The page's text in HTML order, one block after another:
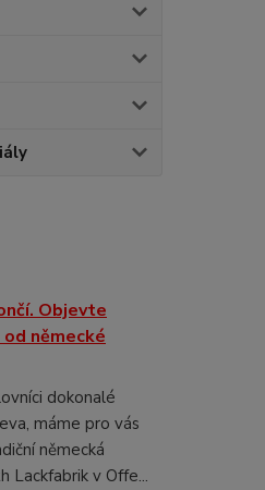
Objevte
německé
dokonalé
máme pro vás
německá
Lackfabrik v Offe...